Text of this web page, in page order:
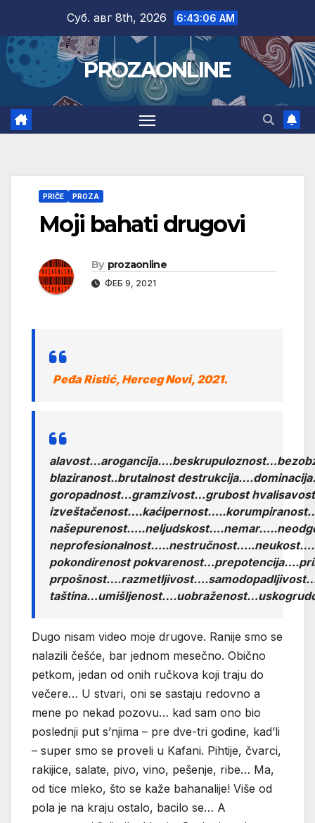
content
Суб. авг 8th, 2026 6:43:07 AM
PROZAONLINE
PRIČE PROZA
Moji bahati drugovi
By prozaonline
ФЕБ 9, 2021
Peđa Ristić, Herceg Novi, 2021.
blaziranost..brutalnost
goropadnost…gramzivost…grubost
pokondirenost
Dugo nisam video moje drugove. Ranije smo se
nalazili češće, bar jednom mesečno. Obično
petkom, jedan od onih ručkova koji traju do
večere… U stvari, oni se sastaju redovno a
mene po nekad pozovu… kad sam ono bio
poslednji put s’njima – pre dve-tri godine, kad’li
– super smo se proveli u Kafani. Pihtije, čvarci,
rakijice, salate, pivo, vino, pešenje, ribe… Ma,
od tice mleko, što se kaže bahanalije! Više od
pola je na kraju ostalo, bacilo se… A